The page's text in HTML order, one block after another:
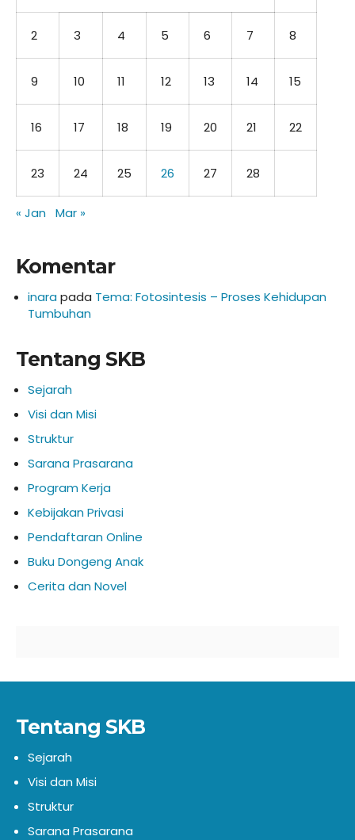
2 3 4 5 6 7 8
9 10 11 12 13 14 15
16 17 18 19 20 21 22
23 24 25 26 27 28
« Jan Mar »
Komentar
inara pada Tema: Fotosintesis – Proses Kehidupan
Tumbuhan
Tentang SKB
Sejarah
Visi dan Misi
Struktur
Sarana Prasarana
Program Kerja
Kebijakan Privasi
Pendaftaran Online
Buku Dongeng Anak
Cerita dan Novel
Tentang SKB
Sejarah
Visi dan Misi
Struktur
Sarana Prasarana